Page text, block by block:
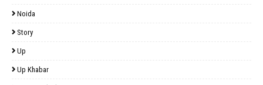
Noida
Story
Up
Up Khabar